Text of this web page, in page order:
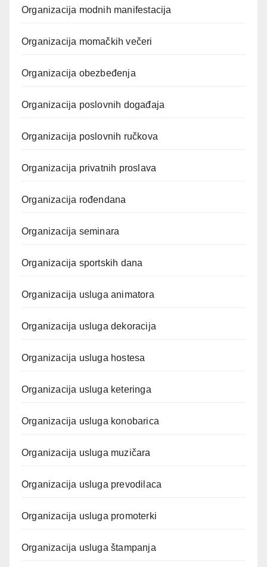
Organizacija modnih manifestacija
Organizacija momačkih večeri
Organizacija obezbeđenja
Organizacija poslovnih događaja
Organizacija poslovnih ručkova
Organizacija privatnih proslava
Organizacija rođendana
Organizacija seminara
Organizacija sportskih dana
Organizacija usluga animatora
Organizacija usluga dekoracija
Organizacija usluga hostesa
Organizacija usluga keteringa
Organizacija usluga konobarica
Organizacija usluga muzičara
Organizacija usluga prevodilaca
Organizacija usluga promoterki
Organizacija usluga štampanja